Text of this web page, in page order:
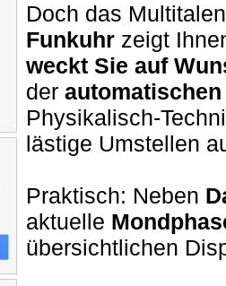
Doch das
Funkuhr zeigt
weckt Sie auf
der
Physikalisch-
lästige Umstellen
Praktisch: Neben
aktuelle
übersichtlichen